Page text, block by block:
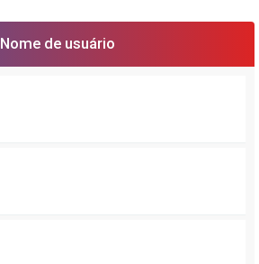
s
Nome de usuário